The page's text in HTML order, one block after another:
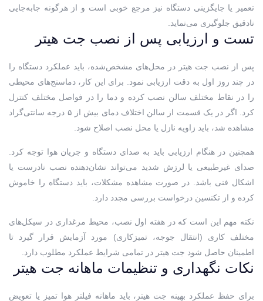
تعمیر یا جایگزینی دستگاه نیز مرجع خوبی است و از هرگونه جابه‌جایی
نادقیق جلوگیری می‌نماید.
تست و ارزیابی پس از نصب جت هیتر
پس از نصب جت هیتر در محل‌های مشخص‌شده، باید عملکرد دستگاه را
در چند روز اول به دقت ارزیابی نمود. برای این کار، دماسنج‌های محیطی
را در نقاط مختلف سالن نصب کرده و دما را در فواصل مختلف کنترل
کرد. اگر در یک قسمت از سالن اختلاف دمای بیش از ۵ درجه سانتی‌گراد
مشاهده شد، باید زاویه نازل یا محل نصب اصلاح شود.
همچنین در هنگام ارزیابی باید به صدای دستگاه و جریان هوا توجه کرد.
صدای غیرطبیعی یا لرزش شدید می‌تواند نشان‌دهنده نصب نادرست یا
اشکال فنی باشد. در صورت مشاهده مشکلات، باید دستگاه را خاموش
کرده و از تکنسین درخواست بررسی مجدد دارد.
نکته مهم این است که در هفته اول نصب، محیط مرغداری در سیکل‌های
مختلف کاری (انتقال جوجه، تمیزکاری) مورد آزمایش قرار گیرد تا
اطمینان حاصل شود جت هیتر در تمامی شرایط عملکرد مطلوب دارد.
نکات نگهداری و تنظیمات ماهانه جت هیتر
برای حفظ عملکرد بهینه جت هیتر، باید ماهانه فیلتر هوا تمیز یا تعویض